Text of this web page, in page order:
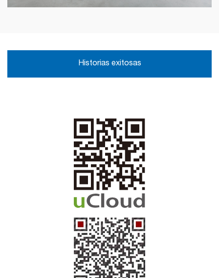
Historias exitosas